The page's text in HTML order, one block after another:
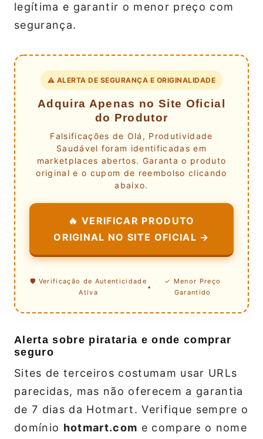
legítima e garantir o menor preço com
segurança.
⚠️ ALERTA DE SEGURANÇA E ORIGINALIDADE
Adquira Apenas no Site Oficial
do Produtor
Falsificações de Olá, Produtividade
Saudável foram identificadas em
marketplaces abertos. Garanta o produto
original e o cupom de reembolso clicando
abaixo.
🔥 VERIFICAR PRODUTO
ORIGINAL NO SITE OFICIAL →
🛡️ Verificação de Autenticidade
Ativa
•
✓ Menor Preço
Garantido
Alerta sobre pirataria e onde comprar
seguro
Sites de terceiros costumam usar URLs
parecidas, mas não oferecem a garantia
de 7 dias da Hotmart. Verifique sempre o
domínio hotmart.com e compare o nome